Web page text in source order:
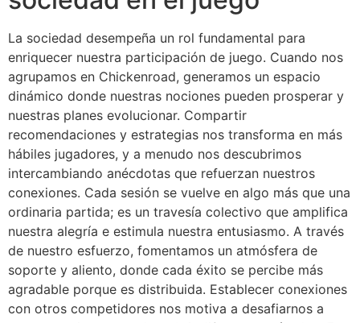
La sociedad desempeña un rol fundamental para
enriquecer nuestra participación de juego. Cuando nos
agrupamos en Chickenroad, generamos un espacio
dinámico donde nuestras nociones pueden prosperar y
nuestras planes evolucionar. Compartir
recomendaciones y estrategias nos transforma en más
hábiles jugadores, y a menudo nos descubrimos
intercambiando anécdotas que refuerzan nuestros
conexiones. Cada sesión se vuelve en algo más que una
ordinaria partida; es un travesía colectivo que amplifica
nuestra alegría e estimula nuestra entusiasmo. A través
de nuestro esfuerzo, fomentamos un atmósfera de
soporte y aliento, donde cada éxito se percibe más
agradable porque es distribuida. Establecer conexiones
con otros competidores nos motiva a desafiarnos a